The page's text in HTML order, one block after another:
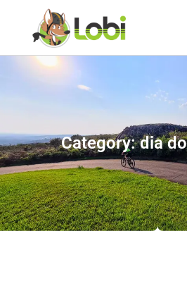
Category: dia